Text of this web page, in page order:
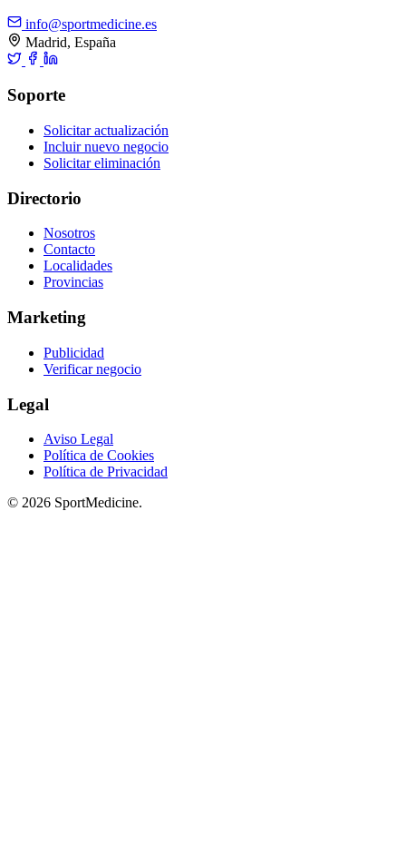
info@sportmedicine.es
Madrid, España
Soporte
Solicitar actualización
Incluir nuevo negocio
Solicitar eliminación
Directorio
Nosotros
Contacto
Localidades
Provincias
Marketing
Publicidad
Verificar negocio
Legal
Aviso Legal
Política de Cookies
Política de Privacidad
© 2026 SportMedicine.